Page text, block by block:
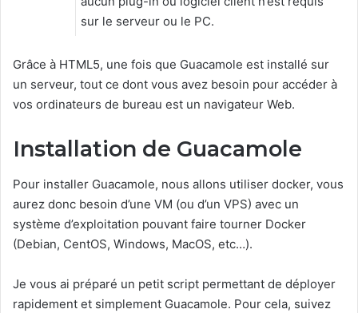
sur le serveur ou le PC.
Grâce à HTML5, une fois que Guacamole est installé sur
un serveur, tout ce dont vous avez besoin pour accéder à
vos ordinateurs de bureau est un navigateur Web.
Installation de Guacamole
Pour installer Guacamole, nous allons utiliser docker, vous
aurez donc besoin d’une VM (ou d’un VPS) avec un
système d’exploitation pouvant faire tourner Docker
(Debian, CentOS, Windows, MacOS, etc…).
Je vous ai préparé un petit script permettant de déployer
rapidement et simplement Guacamole. Pour cela, suivez